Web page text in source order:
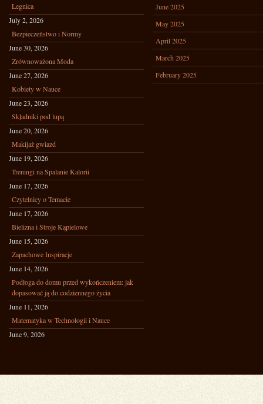
Legnica
July 2, 2026
Bezpieczeństwo i Normy
June 30, 2026
Zrównoważona Moda
June 27, 2026
Kobiety w Nauce
June 23, 2026
Składniki pod lupą
June 20, 2026
Makijaż gwiazd
June 19, 2026
Treningi na Spalanie Kalorii
June 17, 2026
Czytelnicy o Temacie
June 17, 2026
Bielizna i Stroje Kąpielowe
June 15, 2026
Zapachowe Inspiracje
June 14, 2026
Podłoga do domu przed wykończeniem: jak
dopasować ją do codziennego życia
June 11, 2026
Matematyka w Technologii i Nauce
June 9, 2026
June 2025
May 2025
April 2025
March 2025
February 2025